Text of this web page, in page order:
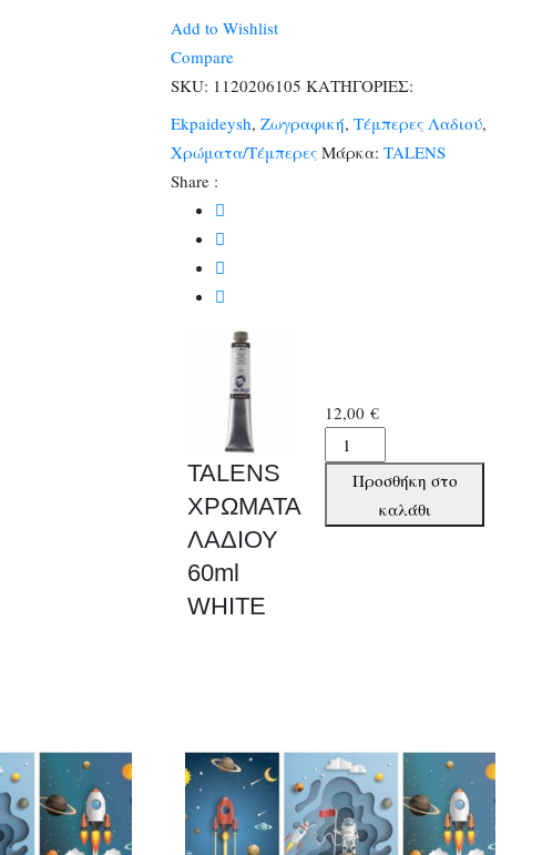
WHITE
Add to Wishlist
Compare
SKU: 1120206105 ΚΑΤΗΓΟΡΙΕΣ:
Ekpaideysh,Ζωγραφική,Τέμπερες Λαδιού,
Χρώματα/Τέμπερες Μάρκα:TALENS
Share :
TALENS
ΧΡΩΜΑΤΑ
ΛΑΔΙΟΥ
60ml
WHITE
12,00€
TALENS
ΧΡΩΜΑΤΑ
60ml
Προσθήκη στο
καλάθι